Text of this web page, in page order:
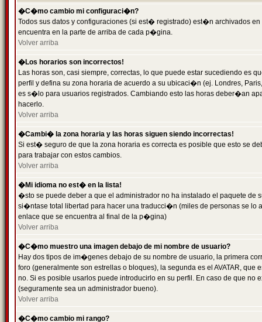
�C�mo cambio mi configuraci�n?
Todos sus datos y configuraciones (si est� registrado) est�n archivados
encuentra en la parte de arriba de cada p�gina.
Volver arriba
�Los horarios son incorrectos!
Las horas son, casi siempre, correctas, lo que puede estar sucediendo es
perfil y defina su zona horaria de acuerdo a su ubicaci�n (ej. Londres,
es s�lo para usuarios registrados. Cambiando esto las horas deber�an
hacerlo.
Volver arriba
�Cambi� la zona horaria y las horas siguen siendo incorrectas!
Si est� seguro de que la zona horaria es correcta es posible que esto se
para trabajar con estos cambios.
Volver arriba
�Mi idioma no est� en la lista!
�sto se puede deber a que el administrador no ha instalado el paquete
si�ntase total libertad para hacer una traducci�n (miles de personas se
enlace que se encuentra al final de la p�gina)
Volver arriba
�C�mo muestro una imagen debajo de mi nombre de usuario?
Hay dos tipos de im�genes debajo de su nombre de usuario, la primera
foro (generalmente son estrellas o bloques), la segunda es el AVATAR,
no. Si es posible usarlos puede introducirlo en su perfil. En caso de que
(seguramente sea un administrador bueno).
Volver arriba
�C�mo cambio mi rango?